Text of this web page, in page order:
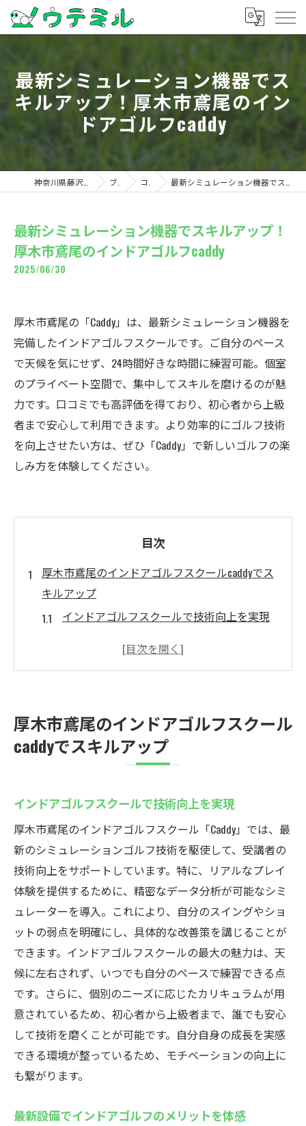
最新シミュレーション機器でス
キルアップ！厚木市鳶尾のイン
ドアゴルフcaddy
ブログ コラム 最新シミュレーション機器でスキルアップ！厚木市鳶尾のインドアゴルフcaddy
最新シミュレーション機器でスキルアップ！
厚木市鳶尾のインドアゴルフcaddy
2025/06/30
厚木市鳶尾の「Caddy」は、最新シミュレーション機器を
完備したインドアゴルフスクールです。ご自分のペース
で天候を気にせず、24時間好きな時間に練習可能。個室
のプライベート空間で、集中してスキルを磨けるのが魅
力です。口コミでも高評価を得ており、初心者から上級
者まで安心して利用できます。より効率的にゴルフ技術
を向上させたい方は、ぜひ「Caddy」で新しいゴルフの楽
しみ方を体験してください。
目次
厚木市鳶尾のインドアゴルフスクールcaddyでス
キルアップ
インドアゴルフスクールで技術向上を実現
最新設備でインドアゴルフのメリットを体
初心者も安心のインドアゴルフ環境
施設の充実でインドアゴルフがもっと楽し
最新シミュレーションが魅力の厚木市鳶尾イン
リアルなシミュレーションでスキルアップ
シミュレーションゴルフの新しい体験
全てのレベルに対応したシミュレーション
シミュレーション技術でゴルフが変わる
シミュレーターでの練習が可能な時代
シミュレーションでゴルフの新たな一面を
発見
厚木市鳶尾でインドアゴルフ！24時間練習可能
24時間営業でいつでもインドアゴルフ
時間を気にせずインドアゴルフを楽しむ
夜間も安心のインドアゴルフ施設
自由な時間にインドアゴルフライフを
厚木市鳶尾のインドアゴルフスクール
caddyでスキルアップ
インドアゴルフスクールで技術向上を実現
厚木市鳶尾のインドアゴルフスクール「Caddy」では、最
新のシミュレーションゴルフ技術を駆使して、受講者の
技術向上をサポートしています。特に、リアルなプレイ
体験を提供するために、精密なデータ分析が可能なシミ
ュレーターを導入。これにより、自分のスイングやショ
ットの弱点を明確にし、具体的な改善策を講じることが
できます。インドアゴルフスクールの最大の魅力は、天
候に左右されず、いつでも自分のペースで練習できる点
です。さらに、個別のニーズに応じたカリキュラムが用
意されているため、初心者から上級者まで、誰でも安心
して技術を磨くことが可能です。自分自身の成長を実感
できる環境が整っているため、モチベーションの向上に
も繋がります。
最新設備でインドアゴルフのメリットを体感